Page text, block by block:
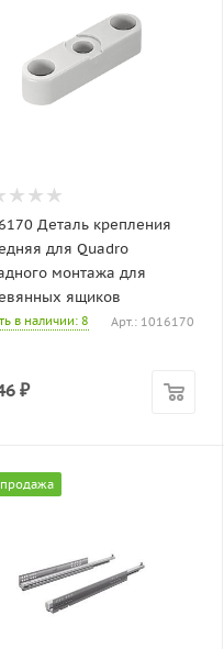
Деталь крепления
для Quadro
монтажа для
ящиков
в наличии: 8 Арт.: 1016170
₽